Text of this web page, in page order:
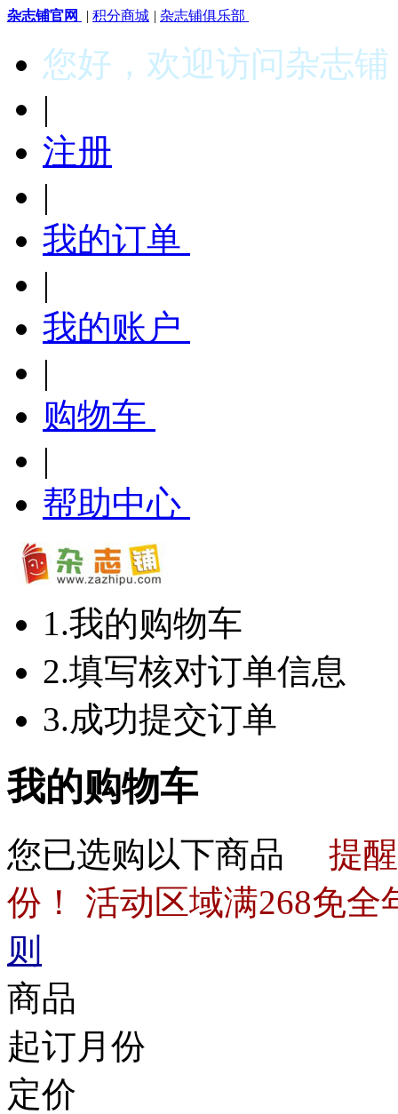
杂志铺官网 | 积分商城 | 杂志铺俱乐部
您好，欢迎访问杂志铺
|
注册
|
我的订单
|
我的账户
|
购物车
|
帮助中心
1.我的购物车
2.填写核对订单信息
3.成功提交订单
我的购物车
您已选购以下商品 提
份！ 活动区域满268免全
则
商品
起订月份
定价